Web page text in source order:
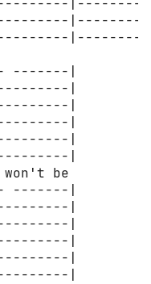
|--------
-------|
|
|
|
|
|
won't be
-------|
|
|
|
|
|